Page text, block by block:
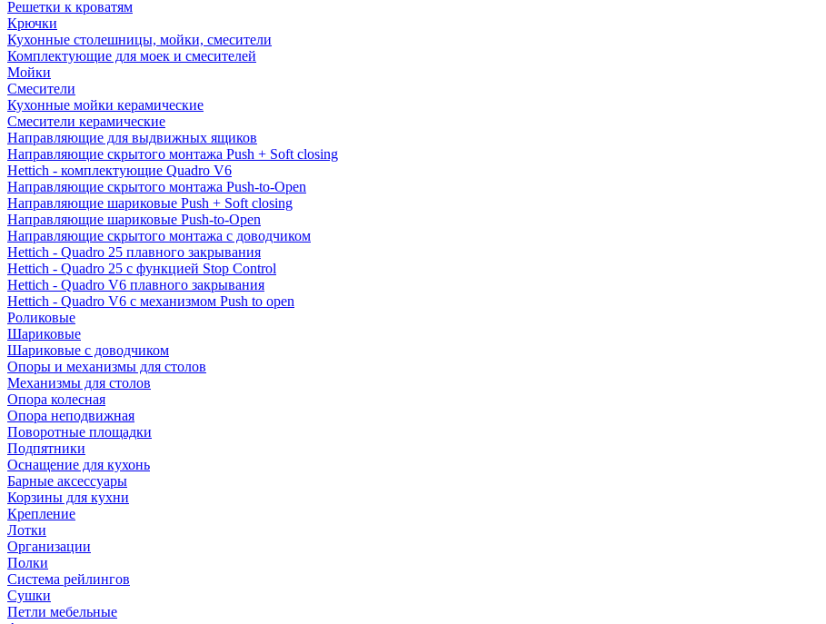
Решетки к кроватям
Крючки
Кухонные столешницы, мойки, смесители
Комплектующие для моек и смесителей
Мойки
Смесители
Кухонные мойки керамические
Смесители керамические
Направляющие для выдвижных ящиков
Направляющие скрытого монтажа Push + Soft closing
Hettich - комплектующие Quadro V6
Направляющие скрытого монтажа Push-to-Open
Направляющие шариковые Push + Soft closing
Направляющие шариковые Push-to-Open
Направляющие скрытого монтажа с доводчиком
Hettich - Quadro 25 плавного закрывания
Hettich - Quadro 25 с функцией Stop Control
Hettich - Quadro V6 плавного закрывания
Hettich - Quadro V6 с механизмом Push to open
Роликовые
Шариковые
Шариковые с доводчиком
Опоры и механизмы для столов
Механизмы для столов
Опора колесная
Опора неподвижная
Поворотные площадки
Подпятники
Оснащение для кухонь
Барные аксессуары
Корзины для кухни
Крепление
Лотки
Организации
Полки
Система рейлингов
Сушки
Петли мебельные